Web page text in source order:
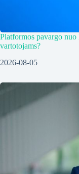
Platformos pavargo
vartotojams?
2026-08-05